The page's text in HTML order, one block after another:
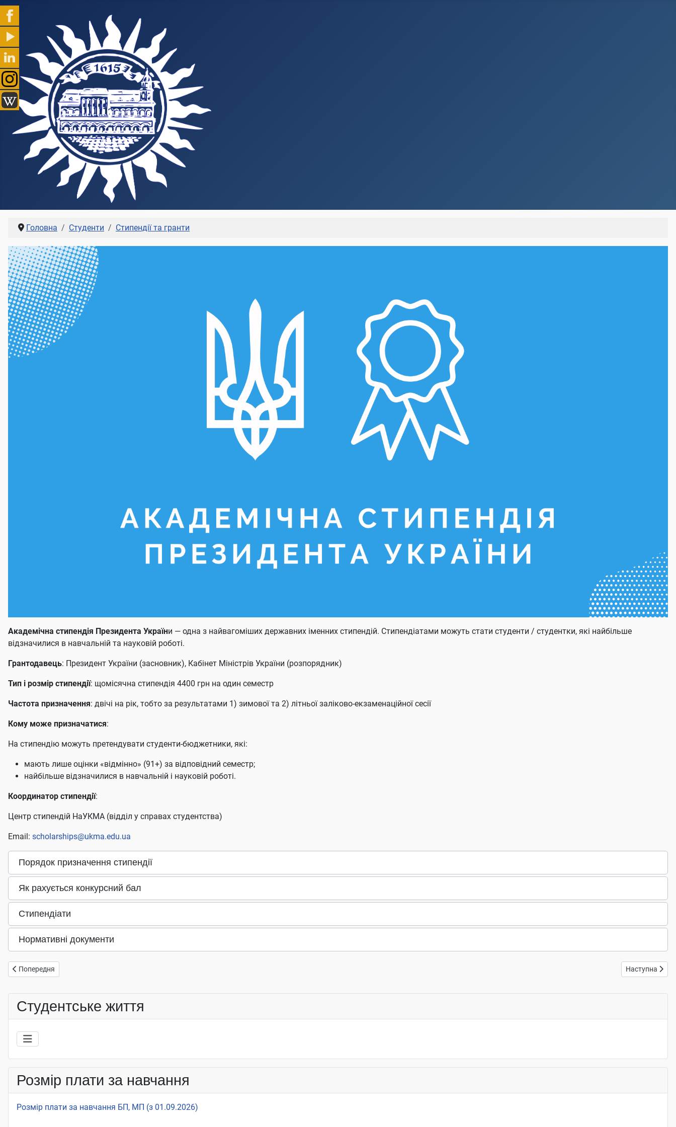
Головна Студенти Стипендії та гранти
Академічна стипендія Президента України — одна з найвагоміших державних іменних стипендій. Стипендіатами можуть стати студенти / студентки, які найбільше
відзначилися в навчальній та науковій роботі.
Грантодавець: Президент України (засновник), Кабінет Міністрів України (розпорядник)
Тип і розмір стипендії: щомісячна стипендія 4400 грн на один семестр
Частота призначення: двічі на рік, тобто за результатами 1) зимової та 2) літньої заліково-екзаменаційної сесії
Кому може призначатися:
На стипендію можуть претендувати студенти-бюджетники, які:
мають лише оцінки «відмінно» (91+) за відповідний семестр;
найбільше відзначилися в навчальній і науковій роботі.
Координатор стипендії:
Центр стипендій НаУКМА (відділ у справах студентства)
Email: scholarships@ukma.edu.ua
Порядок призначення стипендії
Як рахується конкурсний бал
Стипендіати
Нормативні документи
Попередня стаття: Стипендія родини Позняків
Попередня Наступна
Наступна
Студентське життя
Розмір плати за навчання
Розмір плати за навчання БП, МП (з 01.09.2026)